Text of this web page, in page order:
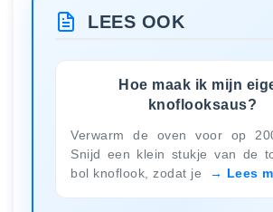
LEES OOK
Hoe maak ik mijn
knoflooksaus?
Verwarm de oven voor op
Snijd een klein stukje van de
bol knoflook, zodat je
Lees